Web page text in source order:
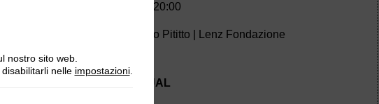
Teatro | Sala Majakovskij_h 20:00
Federica Maestri_Francesco Pititto | Lenz Fondazione
Teatro | Sala Est_h 21:00
CHAOS AWAKENING RITUAL
nostro sito web.
nelle impostazioni.